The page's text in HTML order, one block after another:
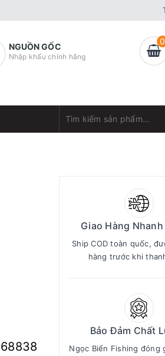
NGUỒN GỐC
Nhập khẩu chính hãng
0
Giao Hàng
Ship COD toàn quốc,
hàng trước khi
Bảo Đảm Chất
Ngọc Biển Fishing đóng